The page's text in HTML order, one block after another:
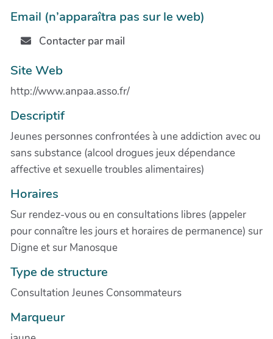
Email (n’apparaîtra pas sur le web)
Contacter par mail
Site Web
http://www.anpaa.asso.fr/
Descriptif
Jeunes personnes confrontées à une addiction avec ou
sans substance (alcool drogues jeux dépendance
affective et sexuelle troubles alimentaires)
Horaires
Sur rendez-vous ou en consultations libres (appeler
pour connaître les jours et horaires de permanence) sur
Digne et sur Manosque
Type de structure
Consultation Jeunes Consommateurs
Marqueur